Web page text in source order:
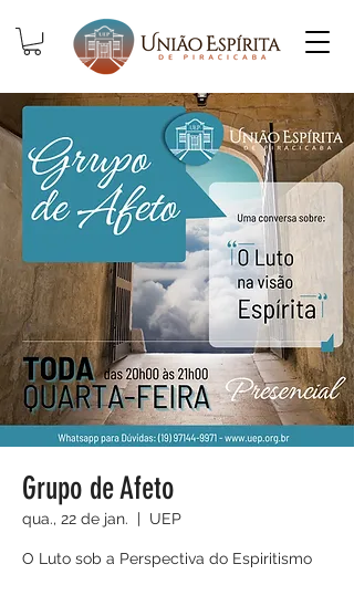
Grupo de Afeto
qua., 22 de jan.
  |
UEP
O Luto sob a Perspectiva do Espiritismo